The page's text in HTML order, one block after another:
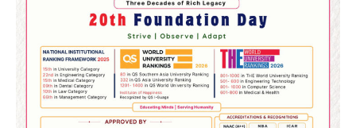
Budh Pushya Nakshatra Gochar 2026 :
ଶନିଙ୍କ ନକ୍ଷତ୍ର ପୁଷ୍ୟରେ ବୁଧଙ୍କ ଗୋଚର,
୩ ରାଶିଙ୍କ ବଢ଼ିବ ଚିନ୍ତା
Reporters Pen
Sawan-2026: ଶିବଲିଙ୍ଗରେ ବେଲପତ୍ର